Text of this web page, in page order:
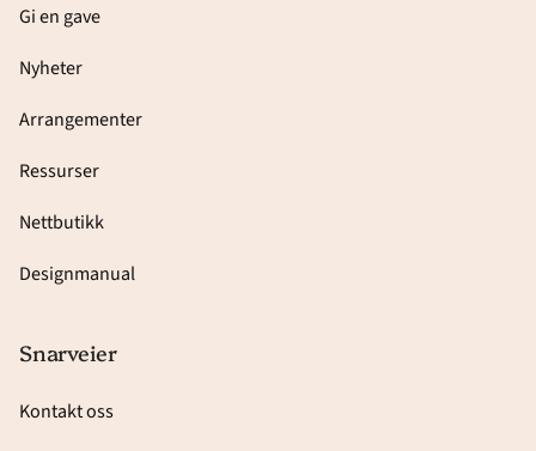
Gi en gave
Nyheter
Arrangementer
Ressurser
Nettbutikk
Designmanual
Snarveier
Kontakt oss